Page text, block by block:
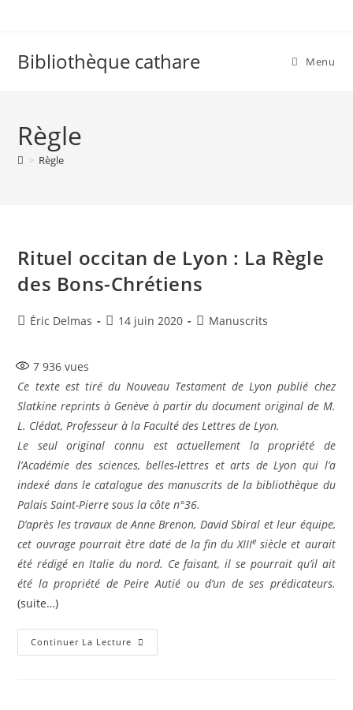
Bibliothèque cathare Menu
Règle
> Règle
Rituel occitan de Lyon : La Règle
des Bons-Chrétiens
Auteur/autrice
publication :
Éric Delmas
Publication
14 juin 2020
PostManuscrits
7 936 vues
Ce texte est tiré du Nouveau Testament de Lyon publié chez
Slatkine reprints à Genève à partir du document original de M.
L. Clédat, Professeur à la Faculté des Lettres de Lyon.
Le seul original connu est actuellement la propriété de
l’Académie des sciences, belles-lettres et arts de Lyon qui l’a
indexé dans le catalogue des manuscrits de la bibliothèque du
Palais Saint-Pierre sous la côte n°36.
D’après les travaux de Anne Brenon, David Sbiral et leur équipe,
cet ouvrage pourrait être daté de la fin du XIIIe siècle et aurait
été rédigé en Italie du nord. Ce faisant, il se pourrait qu’il ait
été la propriété de Peire Autié ou d’un de ses prédicateurs.
(suite…)
Continuer La Lecture Rituel
Occitan